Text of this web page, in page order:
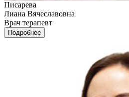
Писарева
Лиана Вячеславовна
Врач терапевт
Подробнее